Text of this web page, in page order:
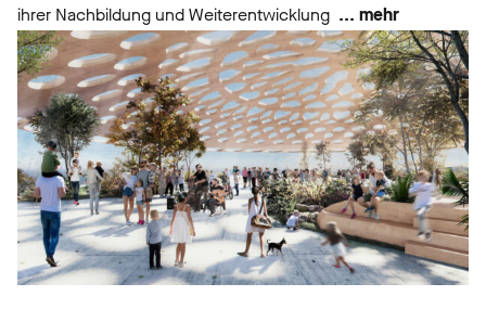
ihrer Nachbildung und Weiterentwicklung ... mehr